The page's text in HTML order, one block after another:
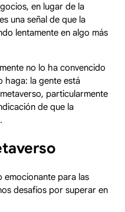
en lugar de la
una señal de que la
lentamente en algo más
no lo ha convencido
haga: la gente está
particularmente
de que la
emocionante para las
desafíos por superar en